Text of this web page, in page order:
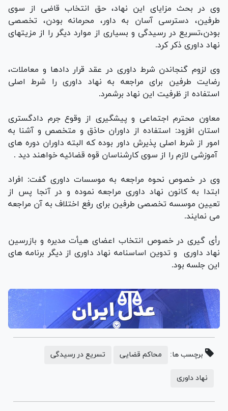
وی در بحث مزایای این نهاد، حق انتخاب قاضی از سوی
طرفین، دسترسی آسان به داور، محرمانه بودن، تخصصی
بودن،تسریع در رسیدگی و بسیاری از موارد دیگر را از مزیتهای
نهاد داوری ذکر کرد.
وی لزوم گنجاندن شرط داوری در عقد قرار دادها و معاملات،
رضایت طرفین برای مراجعه به نهاد داوری را شرط اصلی
استفاده از ظرفیت این نهاد برشمرد.
معاون محترم اجتماعی و پیشگیری از وقوع جرم دادگستری
استان افزود: استفاده از داوران حاذق و متخصص و آشنا به
امور از شرط اصلی پذیرش داور بوده که البته داوران دوره های
آموزشی لازم را از سوی کارشناسان قوه قضائیه خواهند دید .
وی در خصوص نحوه مراجعه به موسسات داوری گفت: افراد
ابتدا به کانون نهاد داوری مراجعه نموده و در آنجا پس از
تعیین موسسه تخصصی طرفین برای رفع اختلاف به آن مراجعه
می نمایند.
رأی گیری در خصوص انتخاب اعضای هیأت مدیره و بازرسین
نهاد داوری و تدوین اساسنامه نهاد داوری از دیگر برنامه های
این جلسه بود.
برچسب ها: محاکم قضایی تسریع در رسیدگی
نهاد داوری